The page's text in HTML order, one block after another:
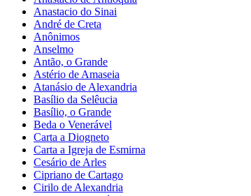
Anastacio do Sinai
André de Creta
Anônimos
Anselmo
Antão, o Grande
Astério de Amaseia
Atanásio de Alexandria
Basílio da Selêucia
Basílio, o Grande
Beda o Venerável
Carta a Diogneto
Carta a Igreja de Esmirna
Cesário de Arles
Cipriano de Cartago
Cirilo de Alexandria